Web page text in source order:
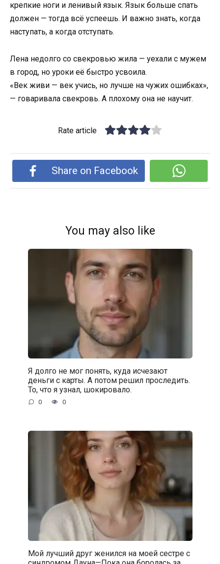
крепкие ноги и ленивый язык. Язык больше спать
должен — тогда всё успеешь. И важно знать, когда
наступать, а когда отступать.
Лена недолго со свекровью жила — уехали с мужем
в город, но уроки её быстро усвоила.
«Век живи — век учись, но лучше на чужих ошибках»,
— говаривала свекровь. А плохому она не научит.
Rate article
Share on Facebook
You may also like
Я долго не мог понять, куда исчезают
деньги с карты. А потом решил проследить.
То, что я узнал, шокировало.
0 0
Мой лучший друг женился на моей сестре с